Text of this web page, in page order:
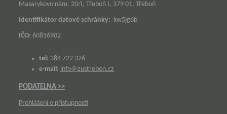
Masarykovo nám. 20/I, Třeboň I, 379 01, Třeboň
Identifikátor datové schránky: kw5jg6b
IČO: 60816902
tel: 384 722 326
e-mail: info@zustrebon.cz
PODATELNA >>
Prohlášení o přístupnosti